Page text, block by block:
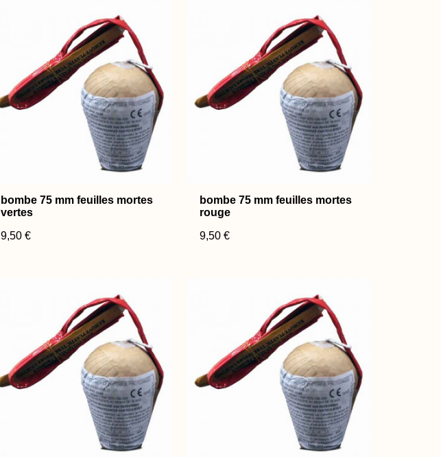
bombe 75 mm feuilles mortes
vertes
9,50 €
bombe 75 mm feuilles mortes
rouge
9,50 €